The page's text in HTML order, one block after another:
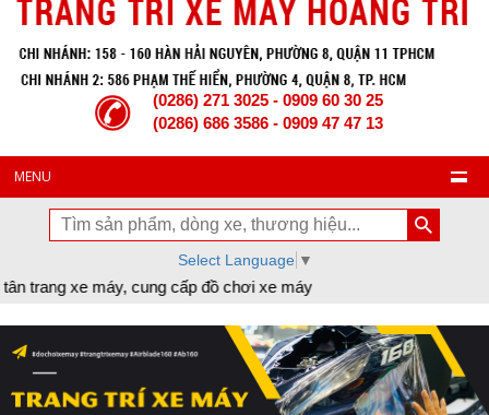
(0286) 271 3025 - 0909 60 30 25
(0286) 686 3586 - 0909 47 47 13
MENU
Select Language ▼
xe máy